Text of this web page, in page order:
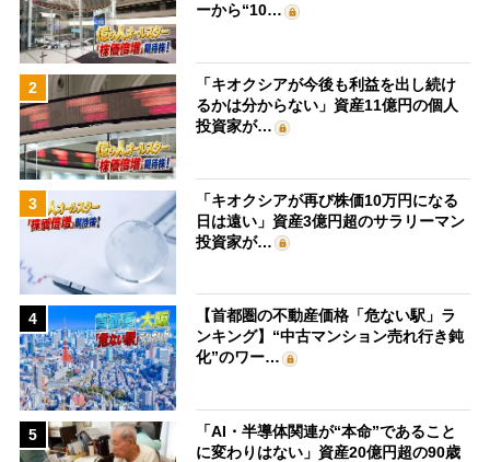
ーから“10…
2
「キオクシアが今後も利益を出し続け
るかは分からない」資産11億円の個人
投資家が…
3
「キオクシアが再び株価10万円になる
日は遠い」資産3億円超のサラリーマン
投資家が…
4
【首都圏の不動産価格「危ない駅」ラ
ンキング】“中古マンション売れ行き鈍
化”のワー…
5
「AI・半導体関連が“本命”であること
に変わりはない」資産20億円超の90歳